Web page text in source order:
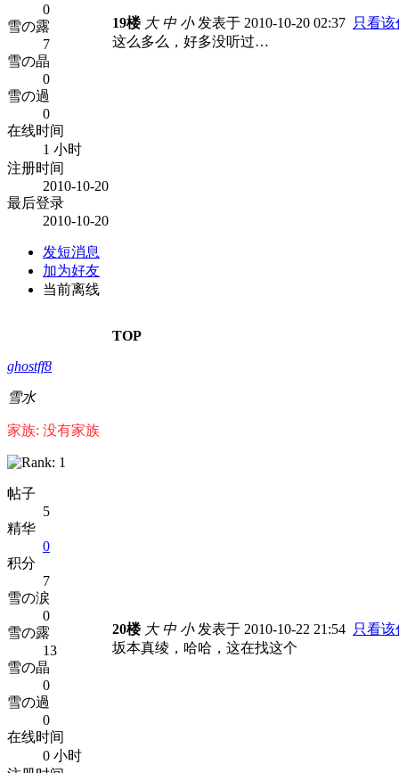
0
雪の露
7
雪の晶
0
雪の過
0
在线时间
1 小时
注册时间
2010-10-20
最后登录
2010-10-20
发短消息
加为好友
当前离线
19楼 大 中 小发表于 2010-10-20 02:37 只看该
这么多么，好多没听过…
TOP
ghostff8
雪水
家族: 没有家族
帖子
5
精华
0
积分
7
雪の涙
0
雪の露
13
雪の晶
0
雪の過
0
在线时间
0 小时
20楼 大 中 小发表于 2010-10-22 21:54 只看该
坂本真绫，哈哈，这在找这个